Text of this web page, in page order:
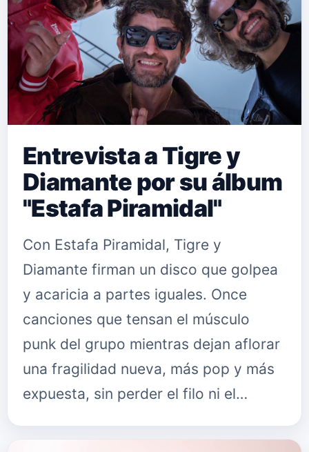
Entrevista a Tigre y
Diamante por su álbum
"Estafa Piramidal"
Con Estafa Piramidal, Tigre y
Diamante firman un disco que golpea
y acaricia a partes iguales. Once
canciones que tensan el músculo
punk del grupo mientras dejan aflorar
una fragilidad nueva, más pop y más
expuesta, sin perder el filo ni el…